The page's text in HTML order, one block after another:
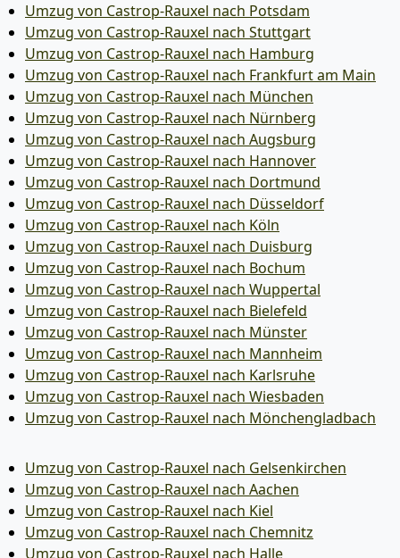
Umzug von Castrop-Rauxel nach Potsdam
Umzug von Castrop-Rauxel nach Stuttgart
Umzug von Castrop-Rauxel nach Hamburg
Umzug von Castrop-Rauxel nach Frankfurt am Main
Umzug von Castrop-Rauxel nach München
Umzug von Castrop-Rauxel nach Nürnberg
Umzug von Castrop-Rauxel nach Augsburg
Umzug von Castrop-Rauxel nach Hannover
Umzug von Castrop-Rauxel nach Dortmund
Umzug von Castrop-Rauxel nach Düsseldorf
Umzug von Castrop-Rauxel nach Köln
Umzug von Castrop-Rauxel nach Duisburg
Umzug von Castrop-Rauxel nach Bochum
Umzug von Castrop-Rauxel nach Wuppertal
Umzug von Castrop-Rauxel nach Bielefeld
Umzug von Castrop-Rauxel nach Münster
Umzug von Castrop-Rauxel nach Mannheim
Umzug von Castrop-Rauxel nach Karlsruhe
Umzug von Castrop-Rauxel nach Wiesbaden
Umzug von Castrop-Rauxel nach Mönchen­gladbach
Umzug von Castrop-Rauxel nach Gelsenkirchen
Umzug von Castrop-Rauxel nach Aachen
Umzug von Castrop-Rauxel nach Kiel
Umzug von Castrop-Rauxel nach Chemnitz
Umzug von Castrop-Rauxel nach Halle